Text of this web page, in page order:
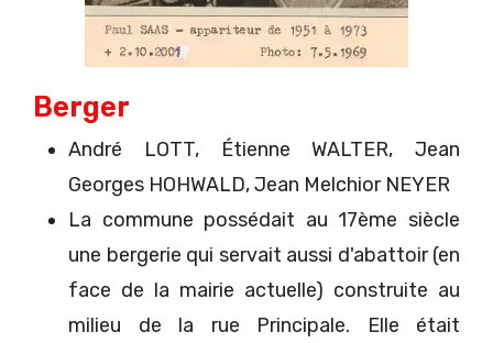
Berger
André LOTT, Étienne WALTER, Jean
Georges HOHWALD, Jean Melchior NEYER
La commune possédait au 17ème siècle
une bergerie qui servait aussi d'abattoir (en
face de la mairie actuelle) construite au
milieu de la rue Principale. Elle était